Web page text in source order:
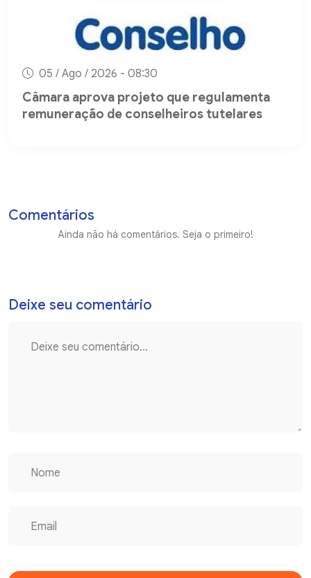
05 / Ago / 2026 - 08:30
Câmara aprova projeto que regulamenta
remuneração de conselheiros tutelares
Comentários
Ainda não há comentários. Seja o primeiro!
Deixe seu comentário